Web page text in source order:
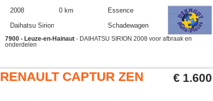
2008 0 km
Essence
Daihatsu Sirion
Schadewagen
7900 - Leuze-en-Hainaut - DAIHATSU SIRION 2008 voor afbraak en
onderdelen
RENAULT CAPTUR ZEN € 1.600